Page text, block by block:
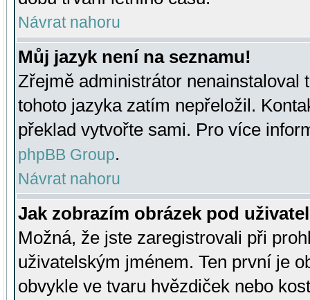
Návrat nahoru
Můj jazyk není na seznamu!
Zřejmě administrátor nenainstaloval
tohoto jazyka zatím nepřeložil.
překlad vytvořte sami. Pro více
phpBB Group.
Návrat nahoru
Jak zobrazím obrázek pod
Možná, že jste zaregistrovali při
uživatelským jménem. Ten první je
obvykle ve tvaru hvězdiček nebo